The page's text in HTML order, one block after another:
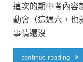
這次的期中考內容
動會（這週六，也
事情還沒
continue reading